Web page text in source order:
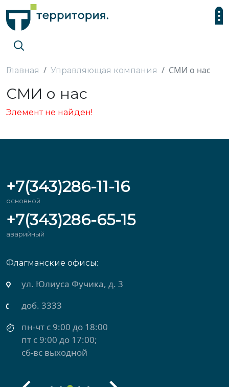
Главная Управляющая компания СМИ о нас
СМИ о нас
Элемент не найден!
+7(343)286-11-16
основной
+7(343)286-65-15
аварийный
Флагманские офисы:
ул. Юлиуса Фучика, д. 3
доб. 3333
пн-чт с 9:00 до 18:00
пт с 9:00 до 17:00;
сб-вс выходной